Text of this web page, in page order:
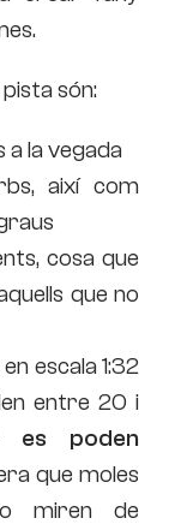
són:
a la vegada
així com
cosa que
que no
escala 1:32
entre 20 i
es poden
que moles
o miren de